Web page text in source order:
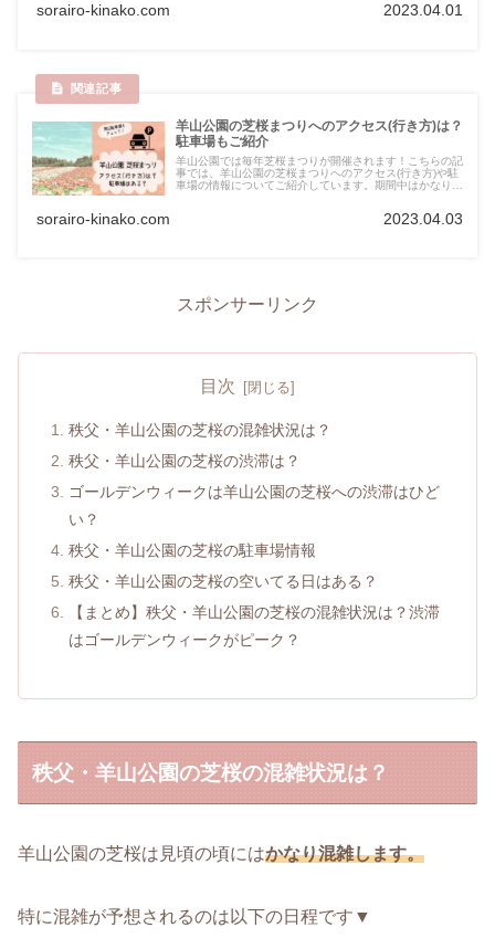
sorairo-kinako.com 2023.04.01
羊山公園の芝桜まつりへのアクセス(行き方)は？
駐車場もご紹介
羊山公園では毎年芝桜まつりが開催されます！こちらの記
事では、羊山公園の芝桜まつりへのアクセス(行き方)や駐
車場の情報についてご紹介しています。期間中はかなり混
sorairo-kinako.com 2023.04.03
スポンサーリンク
目次
秩父・羊山公園の芝桜の混雑状況は？
秩父・羊山公園の芝桜の渋滞は？
ゴールデンウィークは羊山公園の芝桜への渋滞はひど
い？
秩父・羊山公園の芝桜の駐車場情報
秩父・羊山公園の芝桜の空いてる日はある？
【まとめ】秩父・羊山公園の芝桜の混雑状況は？渋滞
はゴールデンウィークがピーク？
秩父・羊山公園の芝桜の混雑状況は？
羊山公園の芝桜は見頃の頃にはかなり混雑します。
特に混雑が予想されるのは以下の日程です▼